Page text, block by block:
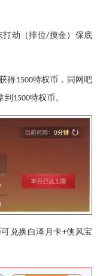
打劫（排位/摸金）保底
得1500特权币，同网吧
到 1500特权币。
兑换白泽月卡+侠风宝